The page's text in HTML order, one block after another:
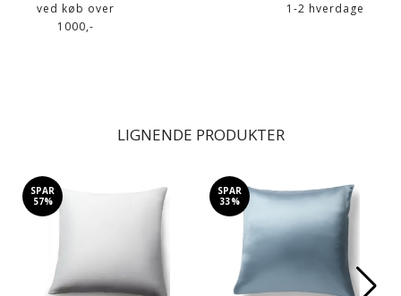
ved køb over
1000,-
1-2 hverdage
LIGNENDE PRODUKTER
SPAR
57%
SPAR
33%